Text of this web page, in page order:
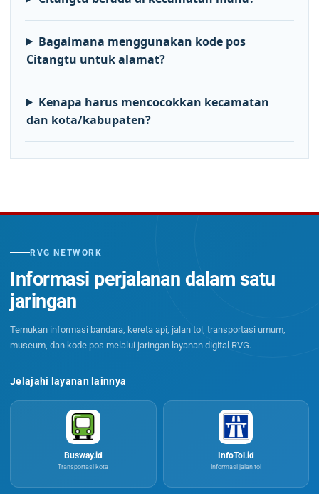
Bagaimana menggunakan kode pos
Citangtu untuk alamat?
Kenapa harus mencocokkan kecamatan
dan kota/kabupaten?
RVG NETWORK
Informasi perjalanan dalam satu
jaringan
Temukan informasi bandara, kereta api, jalan tol, transportasi umum,
museum, dan kode pos melalui jaringan layanan digital RVG.
Jelajahi layanan lainnya
Busway.id
Transportasi kota
InfoTol.id
Informasi jalan tol